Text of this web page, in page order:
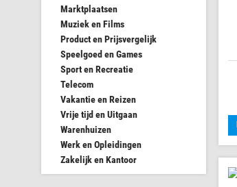
Marktplaatsen
Muziek en Films
Product en Prijsvergelijk
Speelgoed en Games
Sport en Recreatie
Telecom
Vakantie en Reizen
Vrije tijd en Uitgaan
Warenhuizen
Werk en Opleidingen
Zakelijk en Kantoor